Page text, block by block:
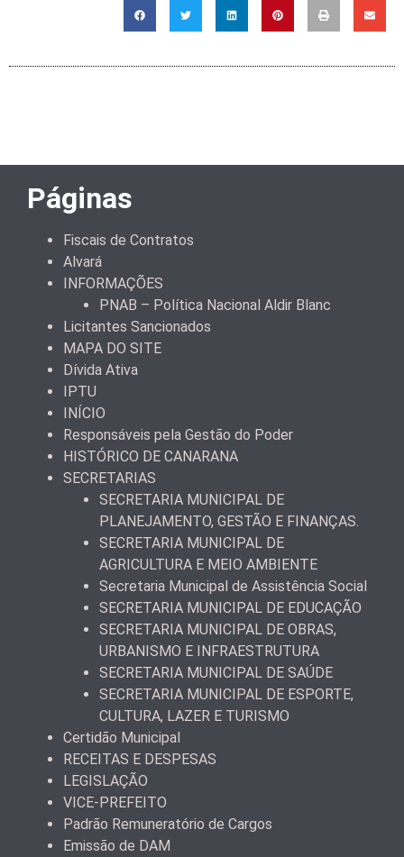
Páginas
Fiscais de Contratos
Alvará
INFORMAÇÕES
PNAB – Política Nacional Aldir Blanc
Licitantes Sancionados
MAPA DO SITE
Dívida Ativa
IPTU
INÍCIO
Responsáveis pela Gestão do Poder
HISTÓRICO DE CANARANA
SECRETARIAS
SECRETARIA MUNICIPAL DE
PLANEJAMENTO, GESTÃO E FINANÇAS.
SECRETARIA MUNICIPAL DE
AGRICULTURA E MEIO AMBIENTE
Secretaria Municipal de Assistência Social
SECRETARIA MUNICIPAL DE EDUCAÇÃO
SECRETARIA MUNICIPAL DE OBRAS,
URBANISMO E INFRAESTRUTURA
SECRETARIA MUNICIPAL DE SAÚDE
SECRETARIA MUNICIPAL DE ESPORTE,
CULTURA, LAZER E TURISMO
Certidão Municipal
RECEITAS E DESPESAS
LEGISLAÇÃO
VICE-PREFEITO
Padrão Remuneratório de Cargos
Emissão de DAM